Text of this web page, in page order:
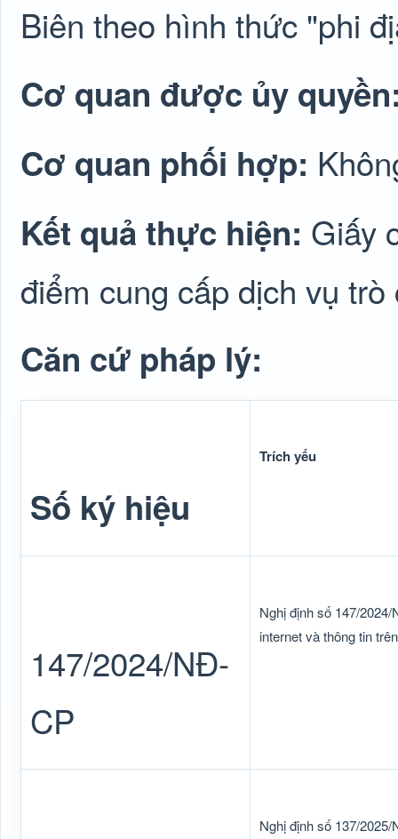
Biên theo hình thức "phi
Cơ quan được ủy
Cơ quan phối hợp:
Kết quả thực hiện: Giấy
điểm cung cấp dịch vụ
Căn cứ pháp lý:
Số ký hiệu
Trích yếu
147/2024/NĐ-
CP
Nghị định số 147/
internet và thông tin
Nghị định số 137/